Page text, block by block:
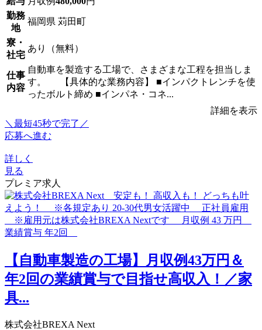
勤務
地
福岡県 苅田町
寮・
社宅
あり（無料）
仕事
内容
自動車を製造する工場で、さまざまな工程を担当しま
す。 【具体的な業務内容】 ■インパクトレンチを使
ったボルト締め ■インパネ・コネ...
詳細を表示
＼最短45秒で完了／
応募へ進む
詳しく
見る
プレミア求人
【自動車製造の工場】月収例43万円＆
年2回の業績賞与で目指せ高収入！／家
具...
株式会社BREXA Next